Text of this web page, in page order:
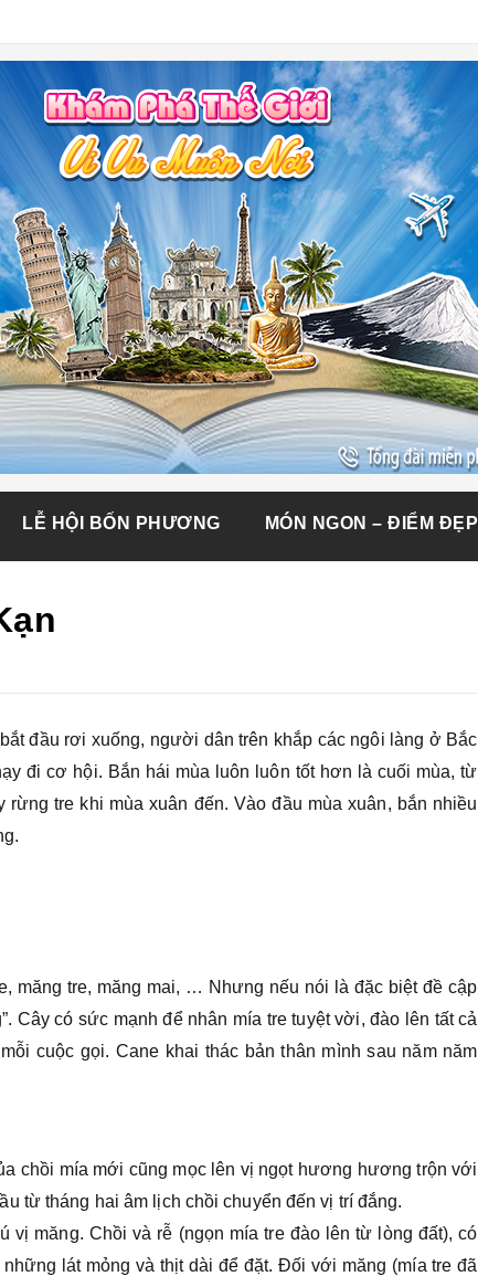
LỄ HỘI BỐN PHƯƠNG MÓN NGON – ĐIỂM ĐẸP
đầu rơi xuống, người dân trên khắp các ngôi làng ở Bắc
đi cơ hội. Bắn hái mùa luôn luôn tốt hơn là cuối mùa, từ
tre khi mùa xuân đến. Vào đầu mùa xuân, bắn nhiều
măng tre, măng mai, … Nhưng nếu nói là đặc biệt đề cập
Cây có sức mạnh để nhân mía tre tuyệt vời, đào lên tất cả
cuộc gọi. Cane khai thác bản thân mình sau năm năm
chồi mía mới cũng mọc lên vị ngọt hương hương trộn với
từ tháng hai âm lịch chồi chuyển đến vị trí đắng.
măng. Chồi và rễ (ngọn mía tre đào lên từ lòng đất), có
lát mỏng và thịt dài để đặt. Đối với măng (mía tre đã